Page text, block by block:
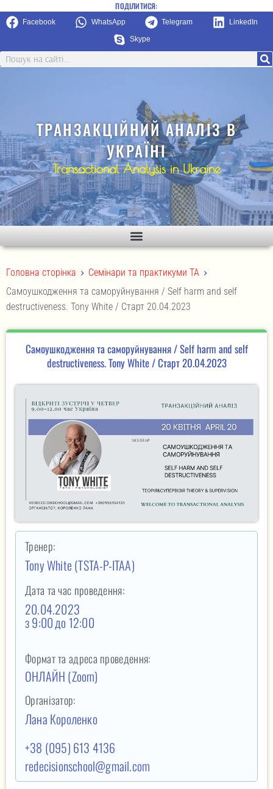
ПОДІЛИТИСЯ:
Facebook WhatsApp Telegram LinkedIn
Skype
ТРАНЗАКЦІЙНИЙ АНАЛІЗ В
УКРАЇНІ
Transactional Analysis in Ukraine
Головна сторінка > Семінари та практикуми ТА >
Самоушкодження та саморуйнування / Self harm and self
destructiveness. Tony White / Старт 20.04.2023
Самоушкодження та саморуйнування / Self harm and self
destructiveness. Tony White / Старт 20.04.2023
Тренер:
Tony White (TSTA-P-ITAA)
Дата та час проведення:
20.04.2023
з 9:00до 12:00
Формат та адреса проведення:
ОНЛАЙН (Zoom)
Організатор:
Лана Короленко
+38 (095) 613 4136
redecisionschool@gmail.com